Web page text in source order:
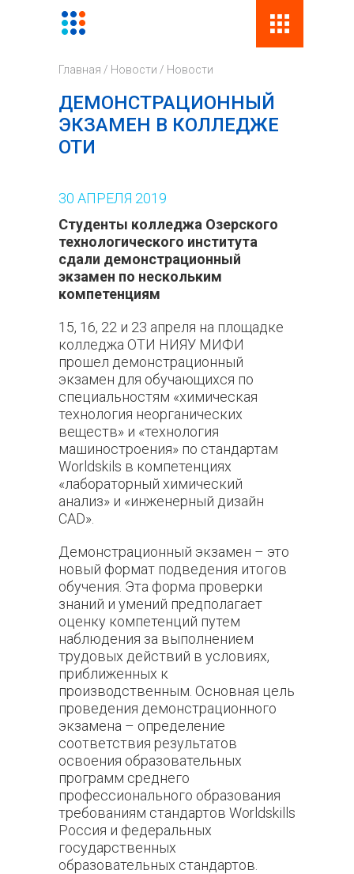
Главная / Новости / Новости
ДЕМОНСТРАЦИОННЫЙ
ЭКЗАМЕН В КОЛЛЕДЖЕ
ОТИ
30 АПРЕЛЯ 2019
Студенты колледжа Озерского
технологического института
сдали демонстрационный
экзамен по нескольким
компетенциям
15, 16, 22 и 23 апреля на площадке
колледжа ОТИ НИЯУ МИФИ
прошел демонстрационный
экзамен для обучающихся по
специальностям «химическая
технология неорганических
веществ» и «технология
машиностроения» по стандартам
Worldskils в компетенциях
«лабораторный химический
анализ» и «инженерный дизайн
CAD».
Демонстрационный экзамен – это
новый формат подведения итогов
обучения. Эта форма проверки
знаний и умений предполагает
оценку компетенций путем
наблюдения за выполнением
трудовых действий в условиях,
приближенных к
производственным. Основная цель
проведения демонстрационного
экзамена – определение
соответствия результатов
освоения образовательных
программ среднего
профессионального образования
требованиям стандартов Worldskills
Россия и федеральных
государственных
образовательных стандартов.